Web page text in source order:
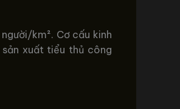
km². Cơ cấu kinh
xuất tiểu thủ công